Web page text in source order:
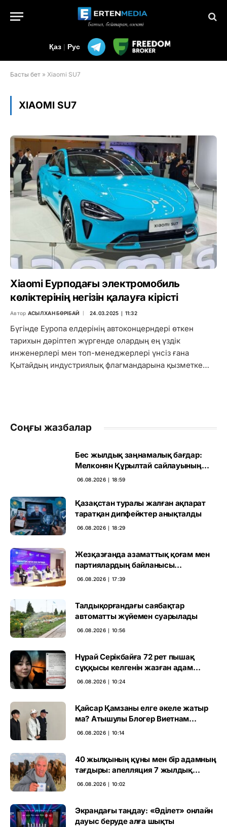
Қаз | Рус
Басты бет » Xiaomi SU7
XIAOMI SU7
Xiaomi Еурподағы электромобиль
көліктерінің негізін қалауға кірісті
Автор АСЫЛХАН БӨРІБАЙ 24.03.2025 ∣ 11:32
Бүгінде Еуропа елдерінің автоконцерндері өткен
тарихын дәріптеп жүргенде олардың ең үздік
инженерлері мен топ-менеджерлері үнсіз ғана
Қытайдың индустриялық флагмандарына қызметке…
Соңғы жазбалар
Бес жылдық заңнамалық бағдар:
Мелконян Құрылтай сайлауының
маңызын бағалады
06.08.2026 ∣ 18:59
Қазақстан туралы жалған ақпарат
таратқан дипфейктер анықталды
06.08.2026 ∣ 18:29
Жезқазғанда азаматтық қоғам мен
партиялардың байланысы
талқыланды
06.08.2026 ∣ 17:39
Талдықорғандағы саябақтар
автоматты жүйемен суарылады
06.08.2026 ∣ 10:56
Нұрай Серікбайға 72 рет пышақ
сұққысы келгенін жазған адам
ұсталды
06.08.2026 ∣ 10:24
Қайсар Қамзаны елге әкеле жатыр
ма? Атышулы Блогер Виетнам
әуежайында көзге түсті
06.08.2026 ∣ 10:14
40 жылқының құны мен бір адамның
тағдыры: апелляция 7 жылдық
үкімді бұзды
06.08.2026 ∣ 10:02
Экрандағы таңдау: «Әділет» онлайн
дауыс беруде алға шықты